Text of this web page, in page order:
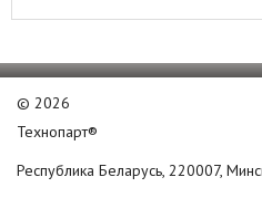
© 2026
Технопарт®
Республика Беларусь, 220007,